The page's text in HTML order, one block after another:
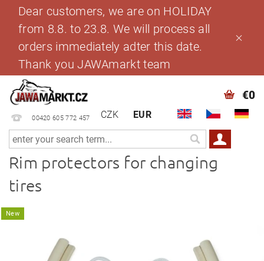
Dear customers, we are on HOLIDAY
from 8.8. to 23.8. We will process all
orders immediately adter this date.
Thank you JAWAmarkt team
00420 605 772 457 CZK EUR
€0
Rim protectors for changing
tires
New